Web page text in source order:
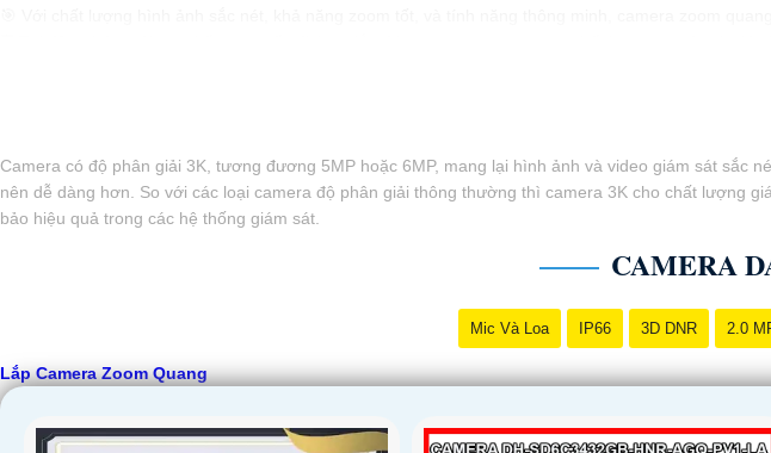
🔧 Hãy liên hệ ngay để được tư vấn miễn phí và nhận ưu đãi hấp dẫn cho việc lắp đặt Camera Zoom
Camera có độ phân giải 3K, tương đương 5MP hoặc 6MP, mang lại hình ảnh và video giám sát
nên dễ dàng hơn. So với các loại camera độ phân giải thông thường thì camera 3K cho chất lượng
bảo hiệu quả trong các hệ thống giám sát.
CAMERA
Mic Và Loa IP66 3D DNR 2.0
Lắp Camera Zoom Quang